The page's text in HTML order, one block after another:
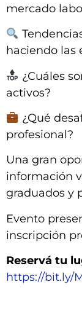
mercado
haciendo las
¿Cuáles
activos?
¿Qué
profesional?
Una gran
información
graduados y
Evento
inscripción
Reservá tu
https://bit.ly/